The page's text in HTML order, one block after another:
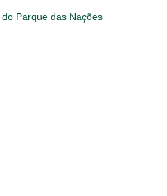
Parque das Nações